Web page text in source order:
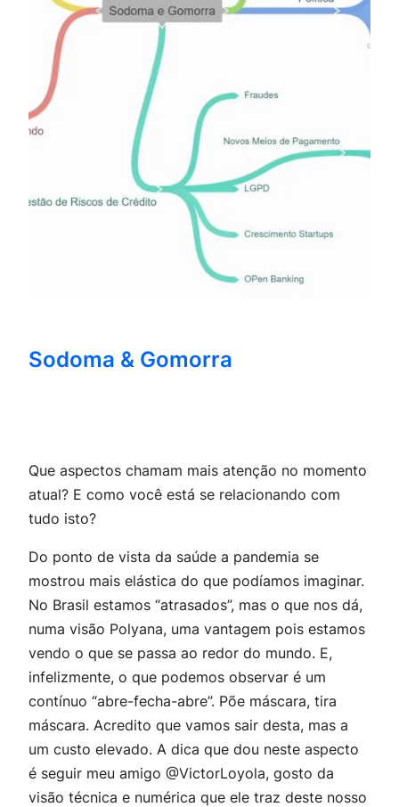
Sodoma & Gomorra
Que aspectos chamam mais atenção no momento
atual? E como você está se relacionando com
tudo isto?
Do ponto de vista da saúde a pandemia se
mostrou mais elástica do que podíamos imaginar.
No Brasil estamos “atrasados”, mas o que nos dá,
numa visão Polyana, uma vantagem pois estamos
vendo o que se passa ao redor do mundo. E,
infelizmente, o que podemos observar é um
contínuo “abre-fecha-abre”. Põe máscara, tira
máscara. Acredito que vamos sair desta, mas a
um custo elevado. A dica que dou neste aspecto
é seguir meu amigo @VictorLoyola, gosto da
visão técnica e numérica que ele traz deste nosso